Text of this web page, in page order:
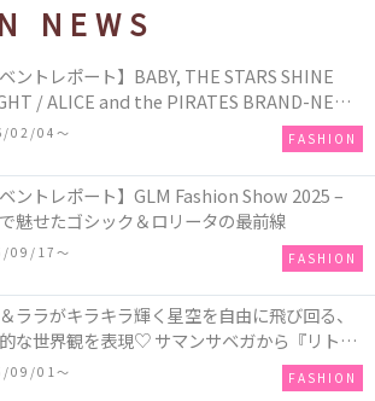
NEWS
ベントレポート】BABY, THE STARS SHINE
/ ALICE and the PIRATES BRAND-NEW
in TOKYO
02/04〜 FASHION
ベントレポート】GLM Fashion Show 2025 –
魅せたゴシック＆ロリータの最前線
09/17〜 FASHION
ララがキラキラ輝く星空を自由に飛び回る、
な世界観を表現♡ サマンサベガから『リトル
スターズ』50周年アニバーサリーイヤー』を
09/01〜 FASHION